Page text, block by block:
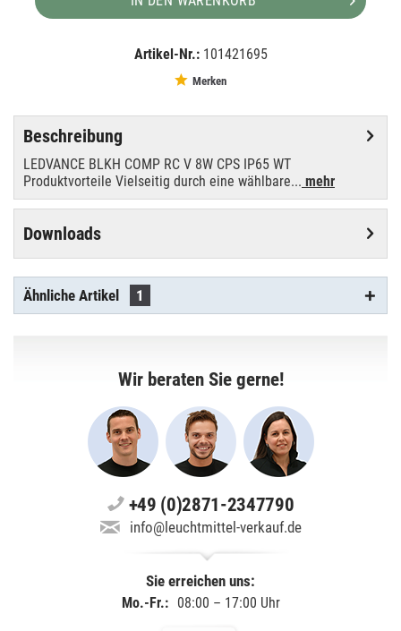
Artikel-Nr.: 101421695
Merken
Beschreibung
LEDVANCE BLKH COMP RC V 8W CPS IP65 WT
Produktvorteile Vielseitig durch eine wählbare... mehr
Downloads
Ähnliche Artikel 1
Wir beraten Sie gerne!
+49 (0)2871-2347790
info@leuchtmittel-verkauf.de
Sie erreichen uns:
Mo.-Fr.: 08:00 – 17:00 Uhr